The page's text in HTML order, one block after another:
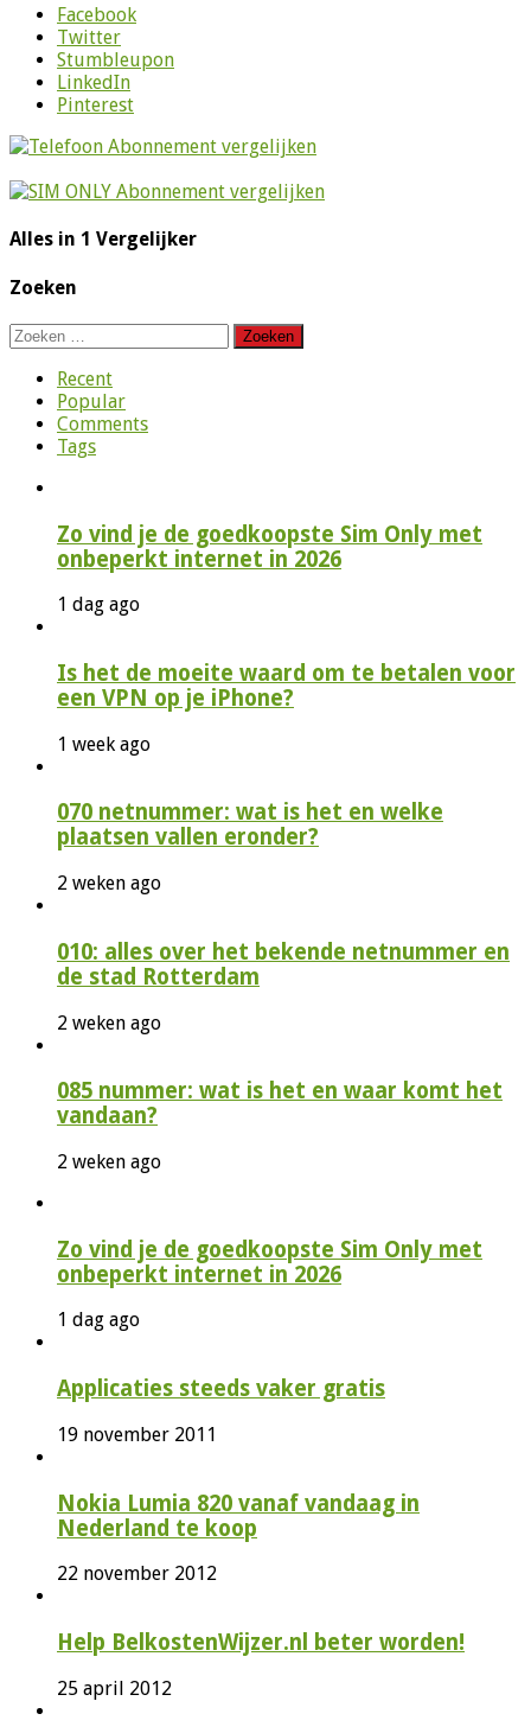
Facebook
Twitter
Stumbleupon
LinkedIn
Pinterest
Alles in 1 Vergelijker
Zoeken
Zoeken
naar:
Recent
Popular
Comments
Tags
Zo vind je de goedkoopste Sim Only met
onbeperkt internet in 2026
1 dag ago
Is het de moeite waard om te betalen voor
een VPN op je iPhone?
1 week ago
070 netnummer: wat is het en welke
plaatsen vallen eronder?
2 weken ago
010: alles over het bekende netnummer en
de stad Rotterdam
2 weken ago
085 nummer: wat is het en waar komt het
vandaan?
2 weken ago
Zo vind je de goedkoopste Sim Only met
onbeperkt internet in 2026
1 dag ago
Applicaties steeds vaker gratis
19 november 2011
Nokia Lumia 820 vanaf vandaag in
Nederland te koop
22 november 2012
Help BelkostenWijzer.nl beter worden!
25 april 2012